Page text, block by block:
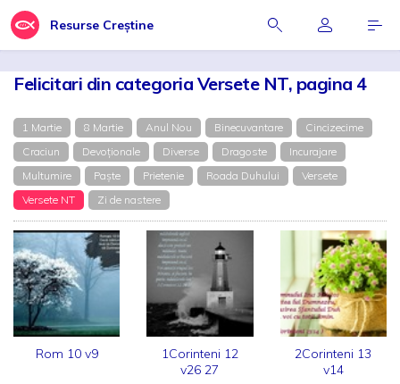
Resurse Creștine
Felicitari din categoria Versete NT, pagina 4
1 Martie 8 Martie Anul Nou Binecuvantare
Cincizecime
Craciun
Devoționale Diverse Dragoste
Incurajare
Multumire
Paște Prietenie Roada Duhului
Versete
Versete NT
Zi de nastere
Rom 10 v9
1Corinteni 12
v26 27
2Corinteni 13
v14